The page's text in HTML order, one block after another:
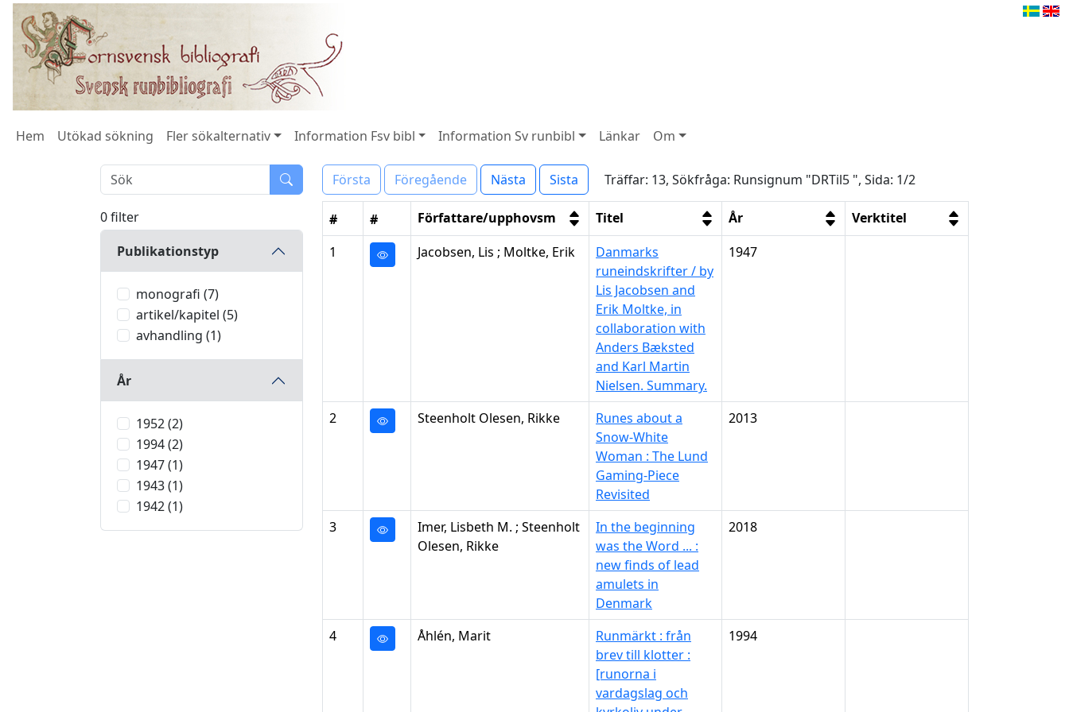
Hem Utökad sökning Fler sökalternativ Information Fsv bibl Information Sv runbibl Länkar Om
0 filter
Publikationstyp
monografi (7)
artikel/kapitel (5)
avhandling (1)
År
1952 (2)
1994 (2)
1947 (1)
1943 (1)
1942 (1)
Första Föregående Nästa Sista Träffar: 13, Sökfråga: Runsignum "DRTil5 ", Sida: 1/2
# # Författare/upphovsm Titel År
Verktitel
1
Jacobsen, Lis ; Moltke, Erik
Danmarks
runeindskrifter / by
Lis Jacobsen and
Erik Moltke, in
collaboration with
Anders Bæksted
and Karl Martin
Nielsen. Summary.
1947
2 Steenholt Olesen, Rikke
Runes about a
Snow-White
Woman : The Lund
Gaming-Piece
Revisited
2013
3
Imer, Lisbeth M. ; Steenholt
Olesen, Rikke
In the beginning
was the Word ... :
new finds of lead
amulets in
Denmark
2018
4 Åhlén, Marit
Runmärkt : från
brev till klotter :
[runorna i
vardagslag och
1994